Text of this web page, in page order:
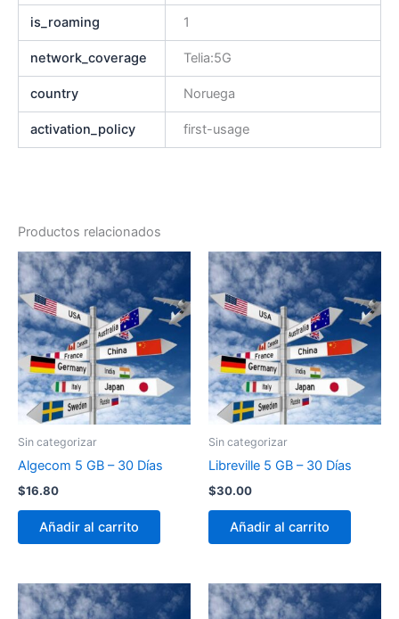
is_roaming 1
network_coverage Telia:5G
country Noruega
activation_policy first-usage
Productos relacionados
Sin categorizar
Algecom 5 GB – 30 Días
$16.80
Añadir al carrito
Sin categorizar
Libreville 5 GB – 30 Días
$30.00
Añadir al carrito